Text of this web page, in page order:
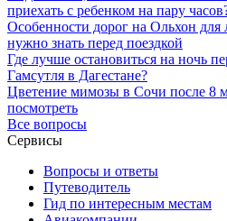
приехать с ребенком на пару
Особенности дорог на Ольхон для
нужно знать перед поездкой
Где лучше остановиться на ночь
Гамсутля в Дагестане?
Цветение мимозы в Сочи после 8
посмотреть
Все вопросы
Сервисы
Вопросы и ответы
Путеводитель
Гид по интересным местам